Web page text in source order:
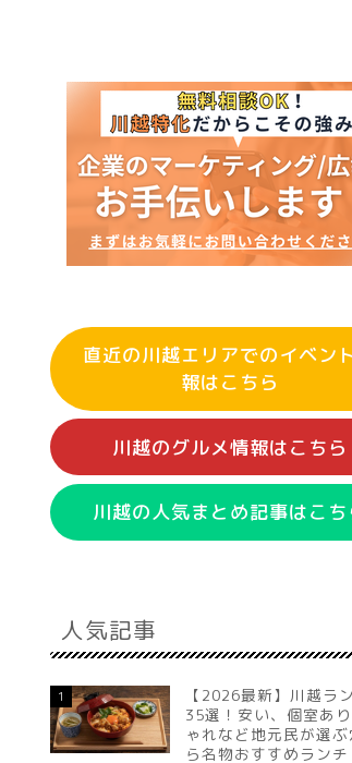
直近の川越エリアでのイベン
報はこちら
川越のグルメ情報はこちら
川越の人気まとめ記事はこち
人気記事
1
【2026最新】川越ラ
35選！安い、個室あ
ゃれなど地元民が選ぶ
ら名物おすすめランチ